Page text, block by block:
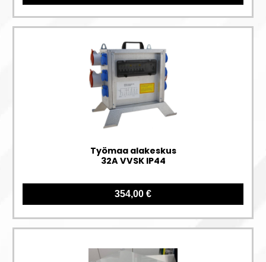
Työmaa alakeskus
32A VVSK IP44
354,00 €